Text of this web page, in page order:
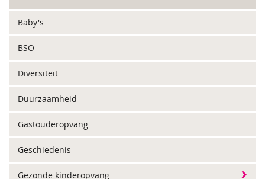
Baby's
BSO
Diversiteit
Duurzaamheid
Gastouderopvang
Geschiedenis
Gezonde kinderopvang